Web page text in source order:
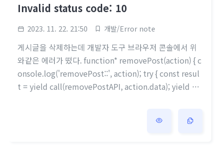
Invalid status code: 10
2023. 11. 22. 21:50 개발/Error note
게시글을 삭제하는데 개발자 도구 브라우저 콘솔에서 위
와같은 에러가 떴다. function* removePost(action) { c
onsole.log('removePost::', action); try { const resul
t = yield call(removePostAPI, action.data); yield pu
action.data, }); } catch (err) { console.error(err); yiel